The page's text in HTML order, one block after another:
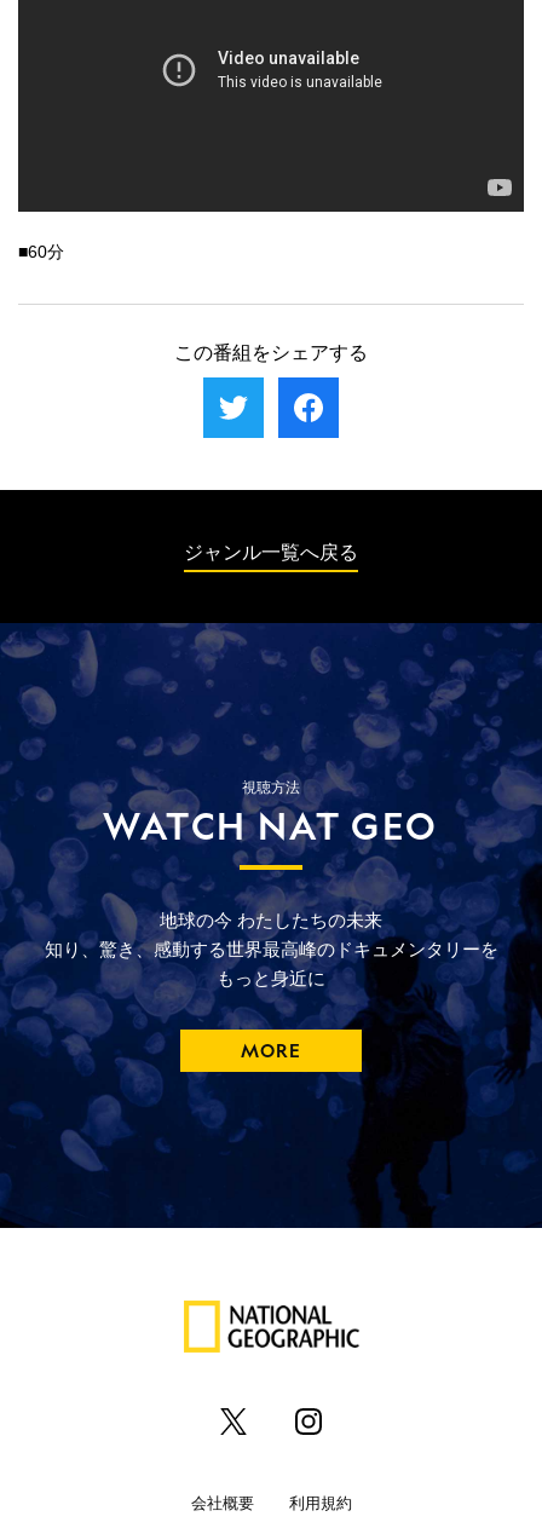
■60分
この番組をシェアする
ジャンル一覧へ戻る
視聴方法
WATCH NAT GEO
地球の今 わたしたちの未来
知り、驚き、感動する世界最高峰のドキュメンタリーを
もっと身近に
MORE
会社概要 利用規約